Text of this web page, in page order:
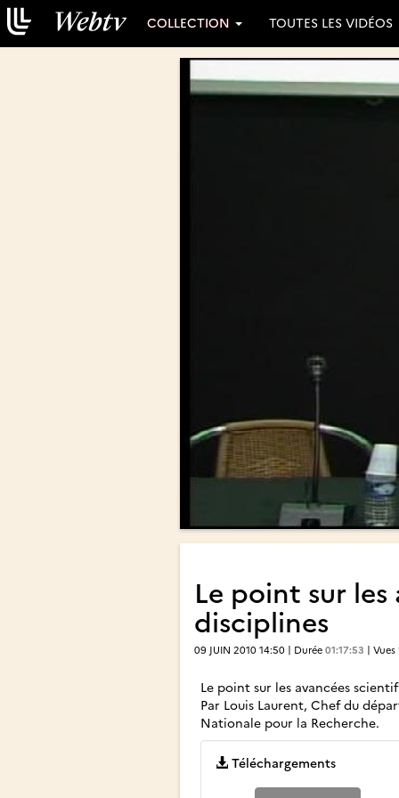
COLLECTION TOUTES LES VIDÉOS
Le point sur
disciplines
09 JUIN 2010 14:50 | Durée 01:17:53 | Vues
Le point sur les avancées
Par Louis Laurent, Chef du
Nationale pour la Recherche.
Téléchargements